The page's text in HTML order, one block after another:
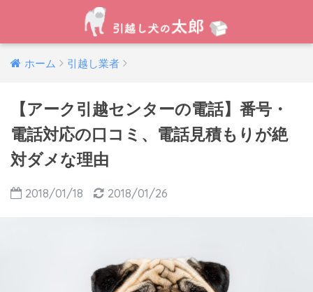
ホーム 引越し業者
【アーク引越センターの電話】番号・
電話対応の口コミ、電話見積もりが絶
対ダメな理由
2018/01/18 2018/01/26